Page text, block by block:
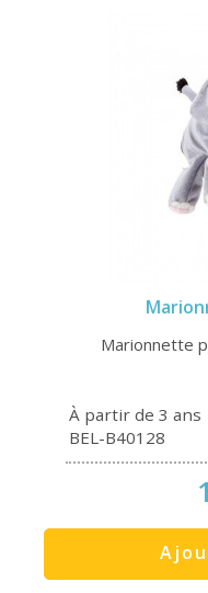
Marionnette
À partir de 3 ans
BEL-B40128